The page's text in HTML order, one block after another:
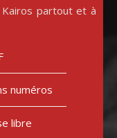
Kairos partout et à
numéros
libre